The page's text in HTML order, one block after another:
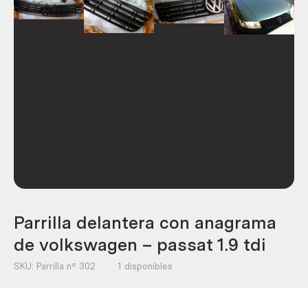
Parrilla delantera con anagrama
de volkswagen – passat 1.9 tdi
SKU: Parrilla nº 302 1 disponibles